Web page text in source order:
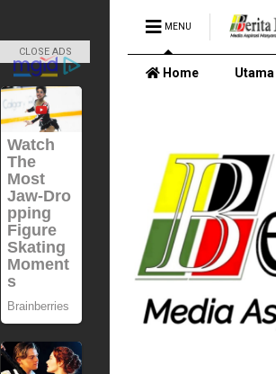
MENU
Home Utama
CLOSE ADS